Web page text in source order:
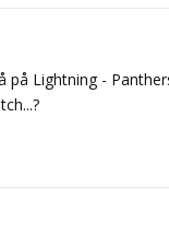
Lightning -